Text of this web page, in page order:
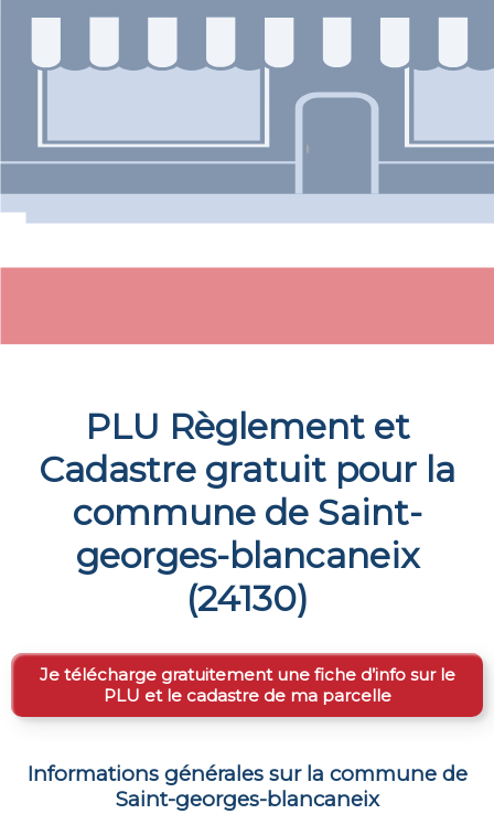
PLU Règlement et
Cadastre gratuit pour la
commune de Saint-
georges-blancaneix
(24130)
Je télécharge gratuitement une fiche d’info sur le
PLU et le cadastre de ma parcelle
Informations générales sur la commune de
Saint-georges-blancaneix